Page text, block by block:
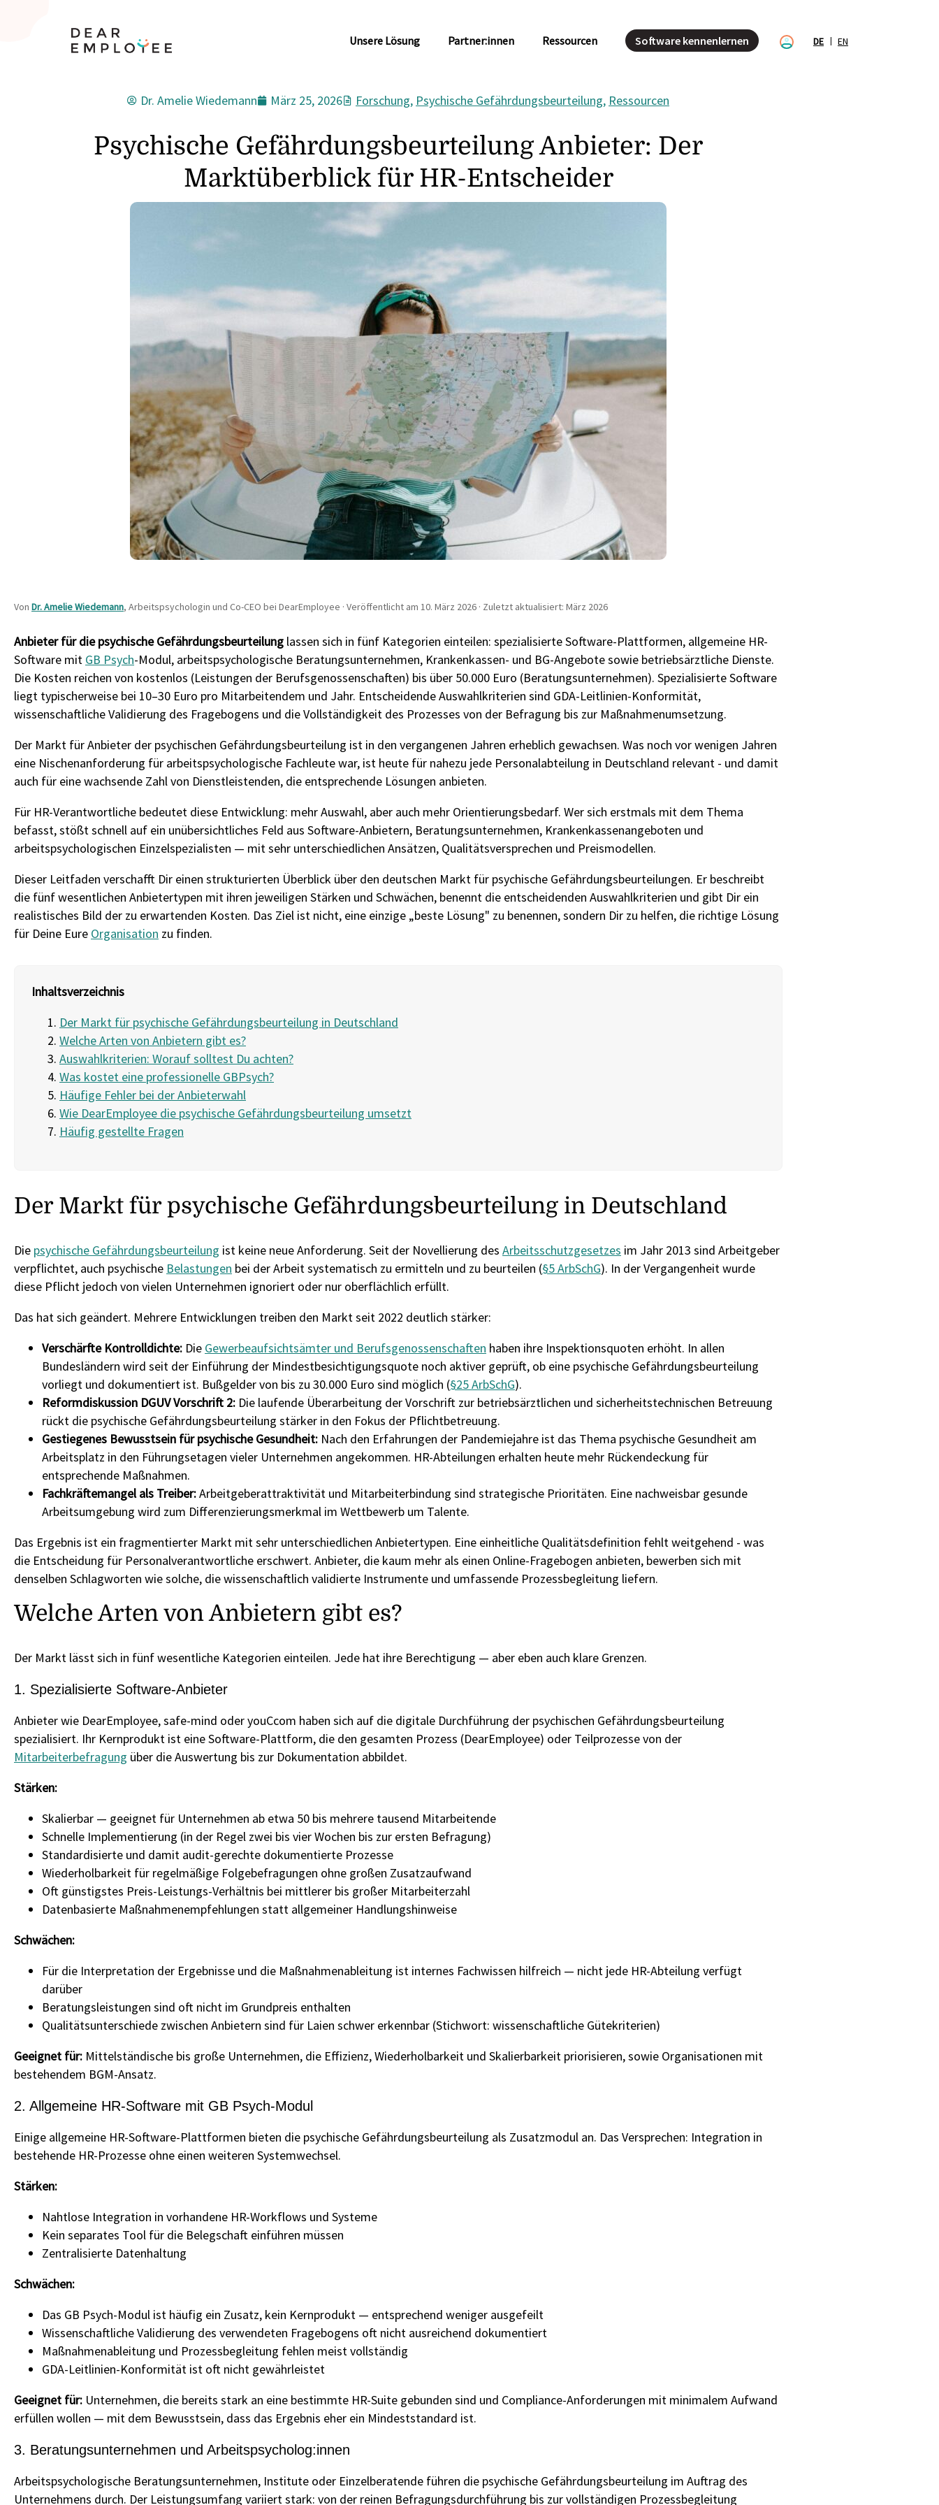
Unsere Lösung Partner:innen Ressourcen Software kennenlernen DE EN
Dr. Amelie Wiedemann März 25, 2026 Forschung, Psychische Gefährdungsbeurteilung, Ressourcen
Psychische Gefährdungsbeurteilung Anbieter: Der
Marktüberblick für HR-Entscheider
Von Dr. Amelie Wiedemann, Arbeitspsychologin und Co-CEO bei DearEmployee · Veröffentlicht am 10. März 2026 · Zuletzt aktualisiert: März 2026
Anbieter für die psychische Gefährdungsbeurteilung lassen sich in fünf Kategorien einteilen: spezialisierte Software-Plattformen, allgemeine HR-
Software mit GB Psych-Modul, arbeitspsychologische Beratungsunternehmen, Krankenkassen- und BG-Angebote sowie betriebsärztliche Dienste.
Die Kosten reichen von kostenlos (Leistungen der Berufsgenossenschaften) bis über 50.000 Euro (Beratungsunternehmen). Spezialisierte Software
liegt typischerweise bei 10–30 Euro pro Mitarbeitendem und Jahr. Entscheidende Auswahlkriterien sind GDA-Leitlinien-Konformität,
wissenschaftliche Validierung des Fragebogens und die Vollständigkeit des Prozesses von der Befragung bis zur Maßnahmenumsetzung.
Der Markt für Anbieter der psychischen Gefährdungsbeurteilung ist in den vergangenen Jahren erheblich gewachsen. Was noch vor wenigen Jahren
eine Nischenanforderung für arbeitspsychologische Fachleute war, ist heute für nahezu jede Personalabteilung in Deutschland relevant - und damit
auch für eine wachsende Zahl von Dienstleistenden, die entsprechende Lösungen anbieten.
Für HR-Verantwortliche bedeutet diese Entwicklung: mehr Auswahl, aber auch mehr Orientierungsbedarf. Wer sich erstmals mit dem Thema
befasst, stößt schnell auf ein unübersichtliches Feld aus Software-Anbietern, Beratungsunternehmen, Krankenkassenangeboten und
arbeitspsychologischen Einzelspezialisten — mit sehr unterschiedlichen Ansätzen, Qualitätsversprechen und Preismodellen.
Dieser Leitfaden verschafft Dir einen strukturierten Überblick über den deutschen Markt für psychische Gefährdungsbeurteilungen. Er beschreibt
die fünf wesentlichen Anbietertypen mit ihren jeweiligen Stärken und Schwächen, benennt die entscheidenden Auswahlkriterien und gibt Dir ein
realistisches Bild der zu erwartenden Kosten. Das Ziel ist nicht, eine einzige „beste Lösung" zu benennen, sondern Dir zu helfen, die richtige Lösung
für Deine Eure Organisation zu finden.
Inhaltsverzeichnis
Der Markt für psychische Gefährdungsbeurteilung in Deutschland
Welche Arten von Anbietern gibt es?
Auswahlkriterien: Worauf solltest Du achten?
Was kostet eine professionelle GBPsych?
Häufige Fehler bei der Anbieterwahl
Wie DearEmployee die psychische Gefährdungsbeurteilung umsetzt
Häufig gestellte Fragen
Der Markt für psychische Gefährdungsbeurteilung in Deutschland
Die psychische Gefährdungsbeurteilung ist keine neue Anforderung. Seit der Novellierung des Arbeitsschutzgesetzes im Jahr 2013 sind Arbeitgeber
verpflichtet, auch psychische Belastungen bei der Arbeit systematisch zu ermitteln und zu beurteilen (§5 ArbSchG). In der Vergangenheit wurde
diese Pflicht jedoch von vielen Unternehmen ignoriert oder nur oberflächlich erfüllt.
Das hat sich geändert. Mehrere Entwicklungen treiben den Markt seit 2022 deutlich stärker:
Verschärfte Kontrolldichte: Die Gewerbeaufsichtsämter und Berufsgenossenschaften haben ihre Inspektionsquoten erhöht. In allen
Bundesländern wird seit der Einführung der Mindestbesichtigungsquote noch aktiver geprüft, ob eine psychische Gefährdungsbeurteilung
vorliegt und dokumentiert ist. Bußgelder von bis zu 30.000 Euro sind möglich (§25 ArbSchG).
Reformdiskussion DGUV Vorschrift 2: Die laufende Überarbeitung der Vorschrift zur betriebsärztlichen und sicherheitstechnischen Betreuung
rückt die psychische Gefährdungsbeurteilung stärker in den Fokus der Pflichtbetreuung.
Gestiegenes Bewusstsein für psychische Gesundheit: Nach den Erfahrungen der Pandemiejahre ist das Thema psychische Gesundheit am
Arbeitsplatz in den Führungsetagen vieler Unternehmen angekommen. HR-Abteilungen erhalten heute mehr Rückendeckung für
entsprechende Maßnahmen.
Fachkräftemangel als Treiber:Arbeitgeberattraktivität und Mitarbeiterbindung sind strategische Prioritäten. Eine nachweisbar gesunde
Arbeitsumgebung wird zum Differenzierungsmerkmal im Wettbewerb um Talente.
Das Ergebnis ist ein fragmentierter Markt mit sehr unterschiedlichen Anbietertypen. Eine einheitliche Qualitätsdefinition fehlt weitgehend - was
die Entscheidung für Personalverantwortliche erschwert. Anbieter, die kaum mehr als einen Online-Fragebogen anbieten, bewerben sich mit
denselben Schlagworten wie solche, die wissenschaftlich validierte Instrumente und umfassende Prozessbegleitung liefern.
Welche Arten von Anbietern gibt es?
Der Markt lässt sich in fünf wesentliche Kategorien einteilen. Jede hat ihre Berechtigung — aber eben auch klare Grenzen.
1. Spezialisierte Software-Anbieter
Anbieter wie DearEmployee, safe-mind oder youCcom haben sich auf die digitale Durchführung der psychischen Gefährdungsbeurteilung
spezialisiert. Ihr Kernprodukt ist eine Software-Plattform, die den gesamten Prozess (DearEmployee) oder Teilprozesse von der
Mitarbeiterbefragung über die Auswertung bis zur Dokumentation abbildet.
Stärken:
Skalierbar — geeignet für Unternehmen ab etwa 50 bis mehrere tausend Mitarbeitende
Schnelle Implementierung (in der Regel zwei bis vier Wochen bis zur ersten Befragung)
Standardisierte und damit audit-gerechte dokumentierte Prozesse
Wiederholbarkeit für regelmäßige Folgebefragungen ohne großen Zusatzaufwand
Oft günstigstes Preis-Leistungs-Verhältnis bei mittlerer bis großer Mitarbeiterzahl
Datenbasierte Maßnahmenempfehlungen statt allgemeiner Handlungshinweise
Schwächen:
Für die Interpretation der Ergebnisse und die Maßnahmenableitung ist internes Fachwissen hilfreich — nicht jede HR-Abteilung verfügt
darüber
Beratungsleistungen sind oft nicht im Grundpreis enthalten
Qualitätsunterschiede zwischen Anbietern sind für Laien schwer erkennbar (Stichwort: wissenschaftliche Gütekriterien)
Geeignet für: Mittelständische bis große Unternehmen, die Effizienz, Wiederholbarkeit und Skalierbarkeit priorisieren, sowie Organisationen mit
bestehendem BGM-Ansatz.
2. Allgemeine HR-Software mit GB Psych-Modul
Einige allgemeine HR-Software-Plattformen bieten die psychische Gefährdungsbeurteilung als Zusatzmodul an. Das Versprechen: Integration in
bestehende HR-Prozesse ohne einen weiteren Systemwechsel.
Stärken:
Nahtlose Integration in vorhandene HR-Workflows und Systeme
Kein separates Tool für die Belegschaft einführen müssen
Zentralisierte Datenhaltung
Schwächen:
Das GB Psych-Modul ist häufig ein Zusatz, kein Kernprodukt — entsprechend weniger ausgefeilt
Wissenschaftliche Validierung des verwendeten Fragebogens oft nicht ausreichend dokumentiert
Maßnahmenableitung und Prozessbegleitung fehlen meist vollständig
GDA-Leitlinien-Konformität ist oft nicht gewährleistet
Geeignet für: Unternehmen, die bereits stark an eine bestimmte HR-Suite gebunden sind und Compliance-Anforderungen mit minimalem Aufwand
erfüllen wollen — mit dem Bewusstsein, dass das Ergebnis eher ein Mindeststandard ist.
3. Beratungsunternehmen und Arbeitspsycholog:innen
Arbeitspsychologische Beratungsunternehmen, Institute oder Einzelberatende führen die psychische Gefährdungsbeurteilung im Auftrag des
Unternehmens durch. Der Leistungsumfang variiert stark: von der reinen Befragungsdurchführung bis zur vollständigen Prozessbegleitung